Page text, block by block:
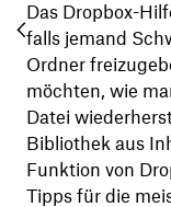
Das Dropbox-
falls jemand
Ordner
möchten, wie
Datei
Bibliothek aus
Funktion von
Tipps für die